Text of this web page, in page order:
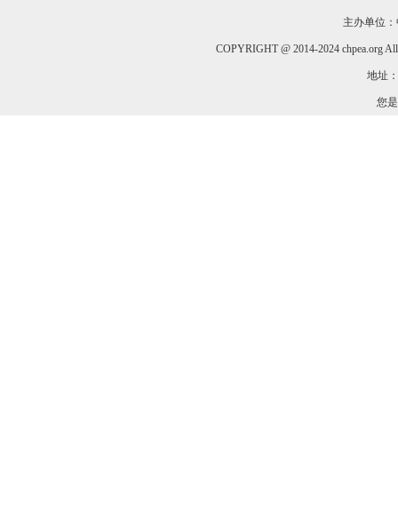
主办单位
COPYRIGHT @ 2014-2024 chpea.org
地址
您